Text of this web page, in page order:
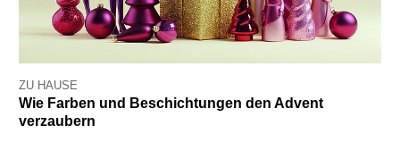
ZU HAUSE
Wie Farben und Beschichtungen den Advent
verzaubern